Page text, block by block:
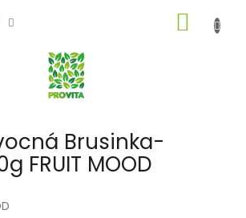
KOŠÍK
Brusinka-
FRUIT MOOD